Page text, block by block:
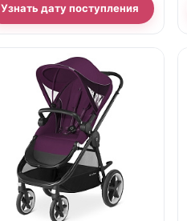
Узнать дату поступления